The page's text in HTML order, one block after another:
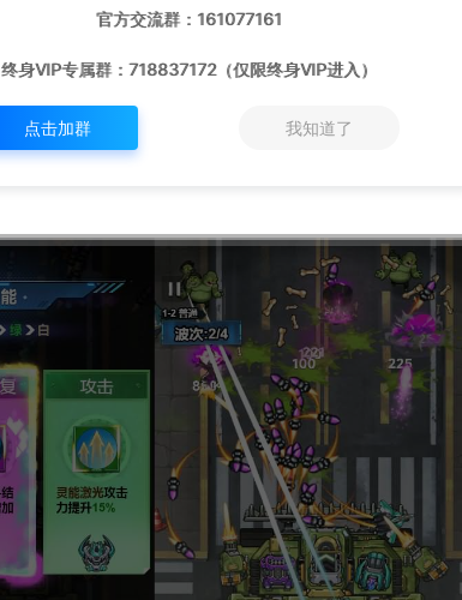
官方交流群：161077161
终身VIP专属群：718837172（仅限终身VIP进入）
点击加群 我知道了